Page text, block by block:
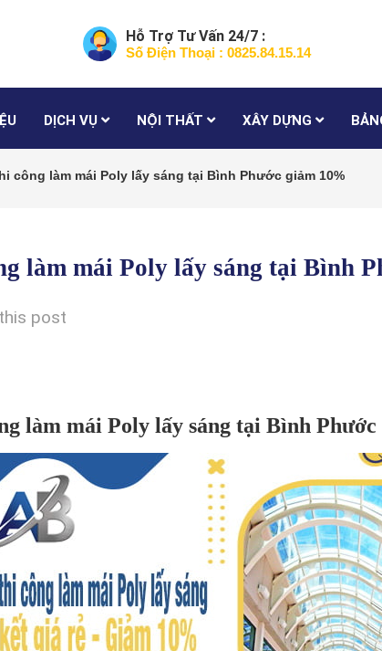
Hỗ Trợ Tư Vấn 24/7 :
Số Điện Thoại : 0825.84.15.14
DỊCH VỤ NỘI THẤT XÂY DỰNG
công làm mái Poly lấy sáng tại Bình Phước giảm 10%
làm mái Poly lấy sáng tại Bình
post
làm mái Poly lấy sáng tại Bình